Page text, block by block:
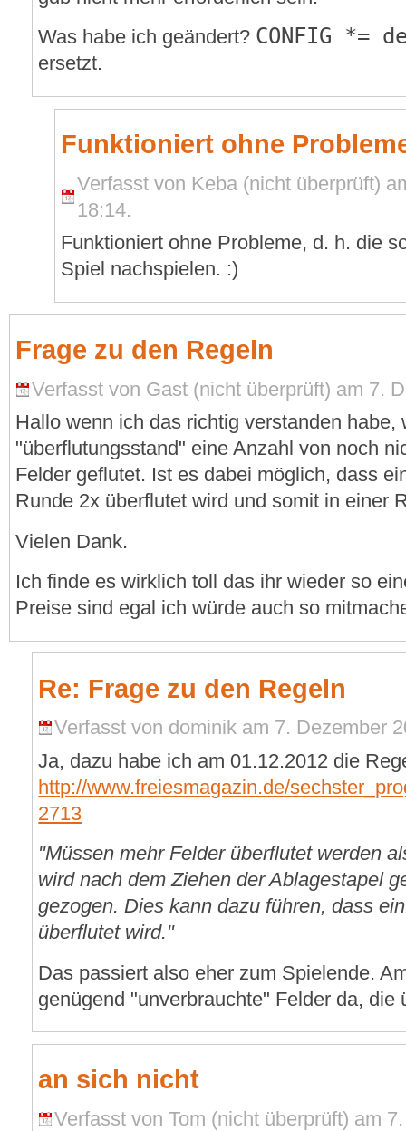
Was habe ich geändert? CONFIG *=
ersetzt.
Funktioniert ohne
Verfasst von Keba (nicht überprüft)
18:14.
Funktioniert ohne Probleme, d. h. die
Spiel nachspielen. :)
Frage zu den Regeln
Verfasst von Gast (nicht überprüft) am 7.
Hallo wenn ich das richtig verstanden habe,
"überflutungsstand" eine Anzahl von noch
Felder geflutet. Ist es dabei möglich, dass
Runde 2x überflutet wird und somit in einer
Vielen Dank.
Ich finde es wirklich toll das ihr wieder so
Preise sind egal ich würde auch so
Re: Frage zu den Regeln
Verfasst von dominik am 7. Dezember
Ja, dazu habe ich am 01.12.2012 die
http://www.freiesmagazin.de/
2713
"Müssen mehr Felder überflutet werden
wird nach dem Ziehen der Ablagestapel
gezogen. Dies kann dazu führen, dass
überflutet wird."
Das passiert also eher zum Spielende.
genügend "unverbrauchte" Felder da, die
an sich nicht
Verfasst von Tom (nicht überprüft) am